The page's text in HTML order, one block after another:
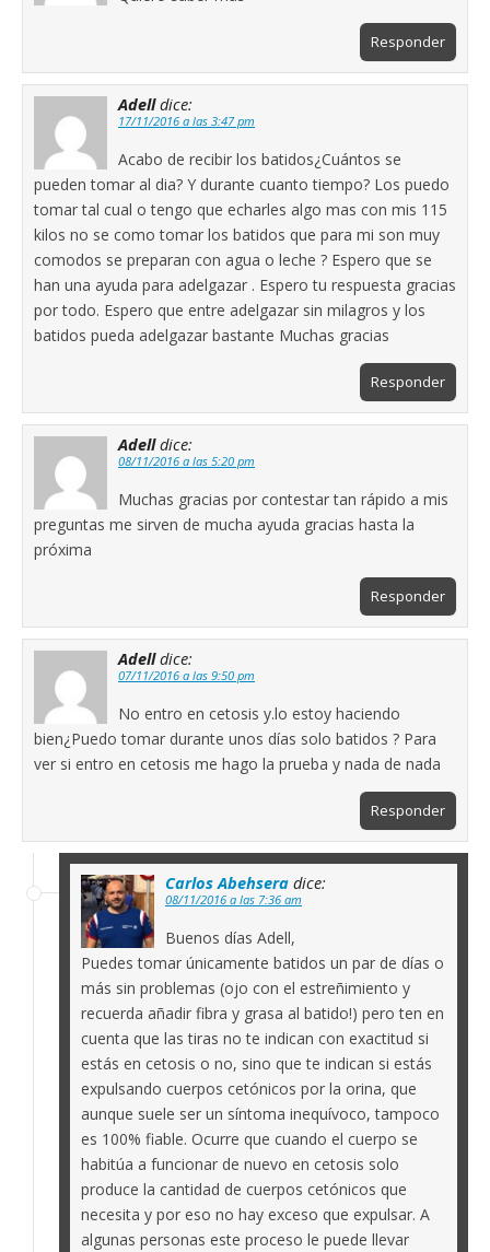
Responder
Adell dice:
17/11/2016 a las 3:47 pm
Acabo de recibir los batidos¿Cuántos se
pueden tomar al dia? Y durante cuanto tiempo? Los puedo
tomar tal cual o tengo que echarles algo mas con mis 115
kilos no se como tomar los batidos que para mi son muy
comodos se preparan con agua o leche ? Espero que se
han una ayuda para adelgazar . Espero tu respuesta gracias
por todo. Espero que entre adelgazar sin milagros y los
batidos pueda adelgazar bastante Muchas gracias
Responder
Adell dice:
08/11/2016 a las 5:20 pm
Muchas gracias por contestar tan rápido a mis
preguntas me sirven de mucha ayuda gracias hasta la
próxima
Responder
Adell dice:
07/11/2016 a las 9:50 pm
No entro en cetosis y.lo estoy haciendo
bien¿Puedo tomar durante unos días solo batidos ? Para
ver si entro en cetosis me hago la prueba y nada de nada
Responder
Carlos Abehsera dice:
08/11/2016 a las 7:36 am
Buenos días Adell,
Puedes tomar únicamente batidos un par de días o
más sin problemas (ojo con el estreñimiento y
recuerda añadir fibra y grasa al batido!) pero ten en
cuenta que las tiras no te indican con exactitud si
estás en cetosis o no, sino que te indican si estás
expulsando cuerpos cetónicos por la orina, que
aunque suele ser un síntoma inequívoco, tampoco
es 100% fiable. Ocurre que cuando el cuerpo se
habitúa a funcionar de nuevo en cetosis solo
produce la cantidad de cuerpos cetónicos que
necesita y por eso no hay exceso que expulsar. A
algunas personas este proceso le puede llevar